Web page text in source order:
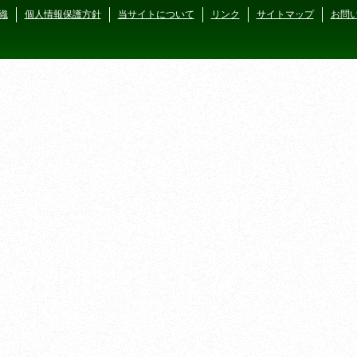
個人情報保護方針 当サイトについて リンク サイトマップ お問